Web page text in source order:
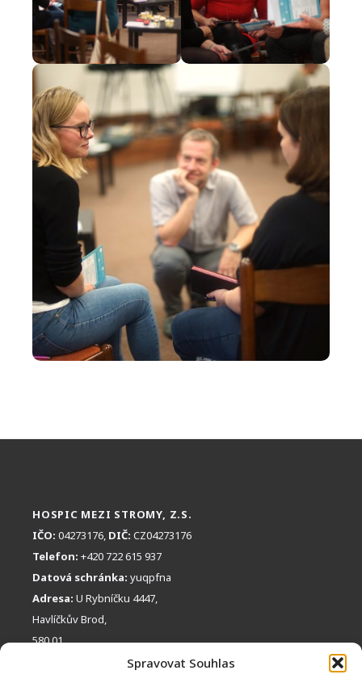
Spravovat Souhlas
HOSPIC MEZI STROMY, Z.S.
IČO: 04273176, DIČ: CZ04273176
Telefon: +420 722 615 937
Datová schránka: yuqpfna
Adresa: U Rybníčku 4447,
Havlíčkův Brod,
580 01
RYCHLÝ KONTAKT: